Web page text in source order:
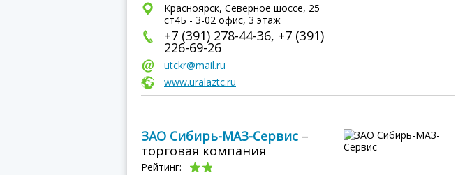
Красноярск, Северное шоссе, 25
ст4Б - 3-02 офис, 3 этаж
+7 (391) 278-44-36, +7 (391)
226-69-26
utckr@mail.ru
www.uralaztc.ru
ЗАО Сибирь-МАЗ-Сервис –
торговая компания
Рейтинг: